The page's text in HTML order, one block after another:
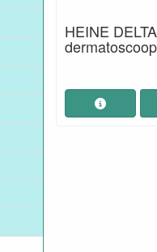
HEINE
dermatoscoop